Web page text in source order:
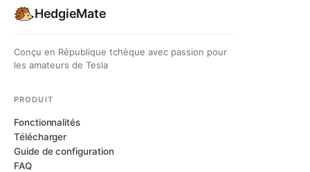
HedgieMate
Conçu en République tchèque avec passion pour
les amateurs de Tesla
PRODUIT
Fonctionnalités
Télécharger
Guide de configuration
FAQ